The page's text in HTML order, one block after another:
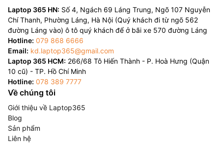
Laptop 365 HN: Số 4, Ngách 69 Láng Trung, Ngõ 107 Nguyễn
Chí Thanh, Phường Láng, Hà Nội (Quý khách đi từ ngõ 562
đường Láng vào) ô tô quý khách để ở bãi xe 570 đường Láng
Hotline: 079 868 6666
Email: kd.laptop365@gmail.com
Laptop 365 HCM: 266/68 Tô Hiến Thành - P. Hoà Hưng (Quận
10 cũ) - TP. Hồ Chí Minh
Hotline: 078 389 7777
Về chúng tôi
Giới thiệu về Laptop365
Blog
Sản phẩm
Liên hệ